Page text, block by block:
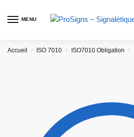
MENU
Accueil / ISO 7010 / ISO7010 Obligation /